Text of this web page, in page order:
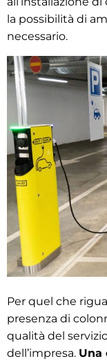
la possibilità di
necessario.
Per quel che
presenza di
qualità del
dell’impresa. Una